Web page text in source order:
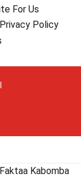
For Us
Privacy Policy
Kabomba